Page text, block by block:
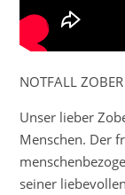
NOTFALL
Unser lieber
Menschen. Der
seiner